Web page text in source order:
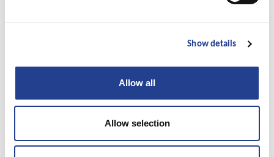
Show details
Allow all
Allow selection